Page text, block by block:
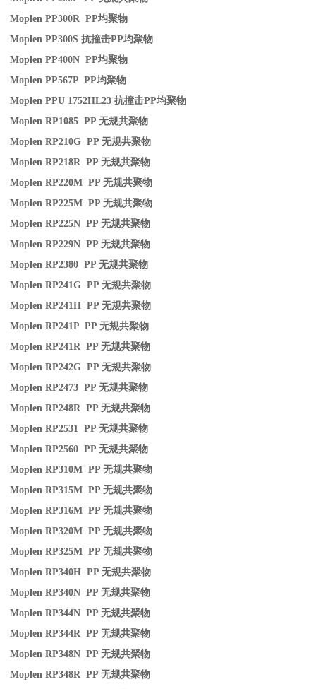
Moplen PP300R PP均聚物
Moplen PP300S抗撞击PP均聚物
Moplen PP400N PP均聚物
Moplen PP567P PP均聚物
Moplen PPU 1752HL23抗撞击PP均聚物
Moplen RP1085 PP无规共聚物
Moplen RP210G PP无规共聚物
Moplen RP218R PP无规共聚物
Moplen RP220M PP无规共聚物
Moplen RP225M PP无规共聚物
Moplen RP225N PP无规共聚物
Moplen RP229N PP无规共聚物
Moplen RP2380 PP无规共聚物
Moplen RP241G PP无规共聚物
Moplen RP241H PP无规共聚物
Moplen RP241P PP无规共聚物
Moplen RP241R PP无规共聚物
Moplen RP242G PP无规共聚物
Moplen RP2473 PP无规共聚物
Moplen RP248R PP无规共聚物
Moplen RP2531 PP无规共聚物
Moplen RP2560 PP无规共聚物
Moplen RP310M PP无规共聚物
Moplen RP315M PP无规共聚物
Moplen RP316M PP无规共聚物
Moplen RP320M PP无规共聚物
Moplen RP325M PP无规共聚物
Moplen RP340H PP无规共聚物
Moplen RP340N PP无规共聚物
Moplen RP344N PP无规共聚物
Moplen RP344R PP无规共聚物
Moplen RP348N PP无规共聚物
Moplen RP348R PP无规共聚物